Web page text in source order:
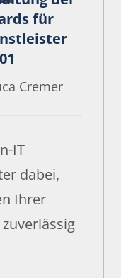
für
Cremer
IT
dabei,
Ihrer